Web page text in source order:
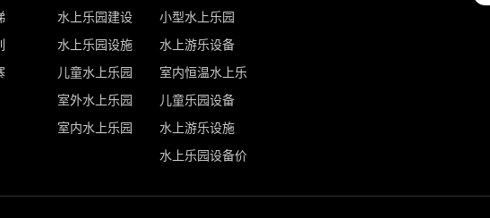
水上乐园建设
水上乐园设施
儿童水上乐园
室外水上乐园
室内水上乐园
小型水上乐园
水上游乐设备
室内恒温水上乐
儿童乐园设备
水上游乐设施
水上乐园设备价